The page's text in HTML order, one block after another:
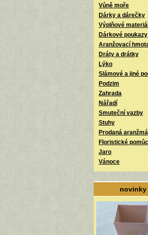
Vůně moře
Dárky a dárečky
Výplňové
Dárkové poukazy
Aranžovací
Dráty a drátky
Lýko
Slámové a jiné
Podzim
Zahrada
Nářadí
Smuteční vazby
Stuhy
Prodaná aranžmá
Floristické
Jaro
Vánoce
novinky